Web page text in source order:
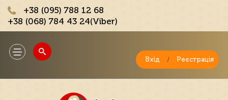
+38 (095) 788 12 68
+38 (068) 784 43 24(Viber)
Toggle
navigation
Вхід / Реєстрація